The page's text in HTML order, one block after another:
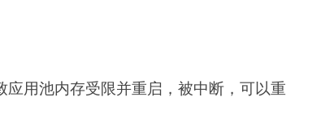
用池内存受限并重启，被中断，可以重